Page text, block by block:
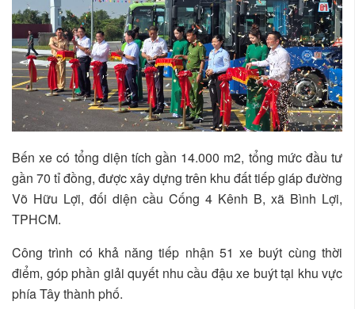
Bến xe có tổng diện tích gần 14.000 m2, tổng mức đầu tư
gần 70 tỉ đồng, được xây dựng trên khu đất tiếp giáp đường
Võ Hữu Lợi, đối diện cầu Cống 4 Kênh B, xã Bình Lợi,
TPHCM.
Công trình có khả năng tiếp nhận 51 xe buýt cùng thời
điểm, góp phần giải quyết nhu cầu đậu xe buýt tại khu vực
phía Tây thành phố.